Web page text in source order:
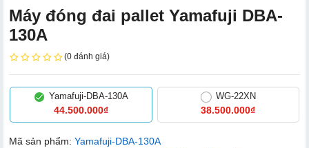
Máy đóng đai pallet Yamafuji DBA-
130A
(0 đánh giá)
Yamafuji-DBA-130A
44.500.000₫
WG-22XN
38.500.000₫
Mã sản phẩm: Yamafuji-DBA-130A